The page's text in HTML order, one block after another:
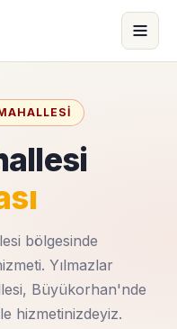
bölgesinde
Yılmazlar
Büyükorhan'nde
hizmetinizdeyiz.